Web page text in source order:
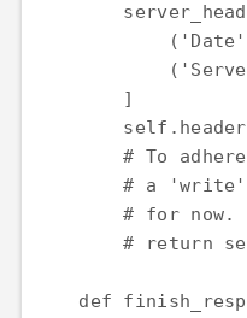
        ]
# To
# a
        # for now.
# return
def